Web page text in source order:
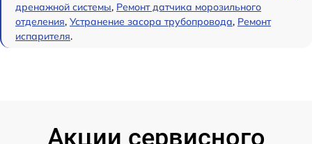
дренажной системы, Ремонт датчика морозильного
отделения, Устранение засора трубопровода, Ремонт
испарителя.
Акции сервисного